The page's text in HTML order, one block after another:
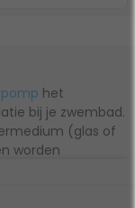
het
bij je zwembad.
(glas of
worden
aparte pomp. Bij